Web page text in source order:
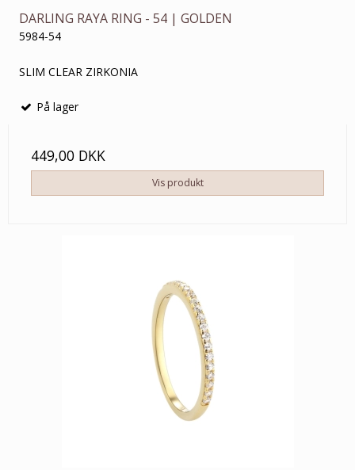
DARLING RAYA RING - 54 | GOLDEN
5984-54
SLIM CLEAR ZIRKONIA
På lager
449,00 DKK
Vis produkt